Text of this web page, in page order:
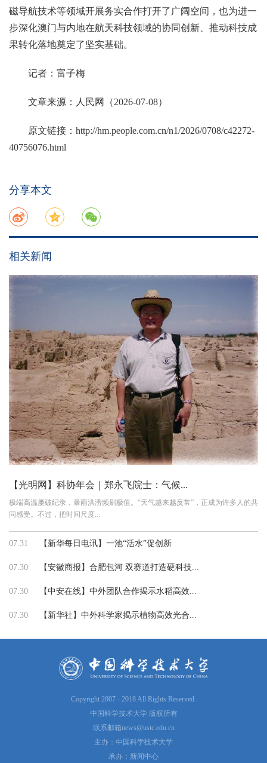
磁导航技术等领域开展务实合作打开了广阔空间，也为进一
步深化澳门与内地在航天科技领域的协同创新、推动科技成
果转化落地奠定了坚实基础。
记者：富子梅
文章来源：人民网（2026-07-08）
原文链接： http://hm.people.com.cn/n1/2026/0708/c42272-
40756076.html
分享本文
相关新闻
【光明网】科协年会｜郑永飞院士：气候...
极端高温屡破纪录，暴雨洪涝频刷极值。“天气越来越反常”，正成为许多人的共
同感受。不过，把时间尺度...
07.31 【新华每日电讯】一池“活水”促创新
07.30 【安徽商报】合肥包河 双赛道打造硬科技...
07.30 【中安在线】中外团队合作揭示水稻高效...
07.30 【新华社】中外科学家揭示植物高效光合...
Copyright 2007 - 2018 All Rights Reserved.
中国科学技术大学 版权所有
联系邮箱news@ustc.edu.cn
主办：中国科学技术大学
承办：新闻中心